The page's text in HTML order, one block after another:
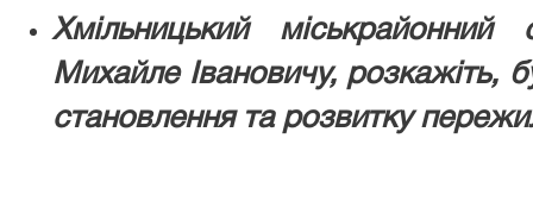
Хмільницький
Михайле Івановичу, розкажіть,
становлення та розвитку